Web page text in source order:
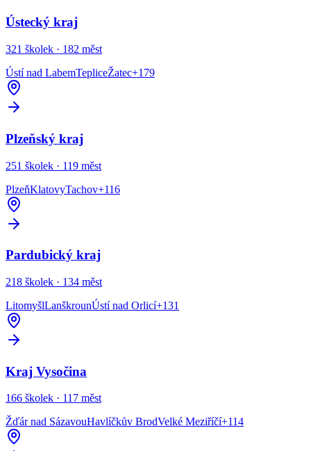
Ústecký kraj
321 školek · 182 měst
Ústí nad LabemTepliceŽatec+179
Plzeňský kraj
251 školek · 119 měst
PlzeňKlatovyTachov+116
Pardubický kraj
218 školek · 134 měst
LitomyšlLanškrounÚstí nad Orlicí+131
Kraj Vysočina
166 školek · 117 měst
Žďár nad SázavouHavlíčkův BrodVelké Meziříčí+114